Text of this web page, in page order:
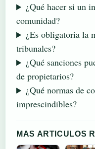
¿Qué hacer si un
comunidad?
¿Es obligatoria la
tribunales?
¿Qué sanciones
de propietarios?
¿Qué normas de
imprescindibles?
MAS ARTICULOS